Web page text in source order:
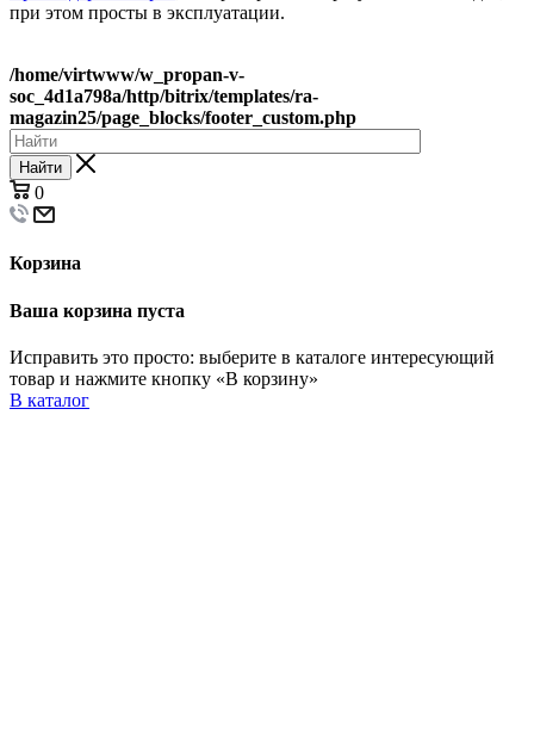
при этом просты в эксплуатации.
/home/virtwww/w_propan-v-
soc_4d1a798a/http/bitrix/templates/ra-
magazin25/page_blocks/footer_custom.php
Найти
0
Корзина
Ваша корзина пуста
Исправить это просто: выберите в каталоге интересующий
товар и нажмите кнопку «В корзину»
В каталог